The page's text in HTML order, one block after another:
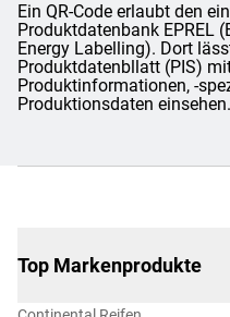
Ein QR-Code erlaubt den
Produktdatenbank EPREL
Energy Labelling). Dort
Produktdatenbllatt (PIS)
Produktinformationen, -
Produktionsdaten einsehen.
Top Markenprodukte